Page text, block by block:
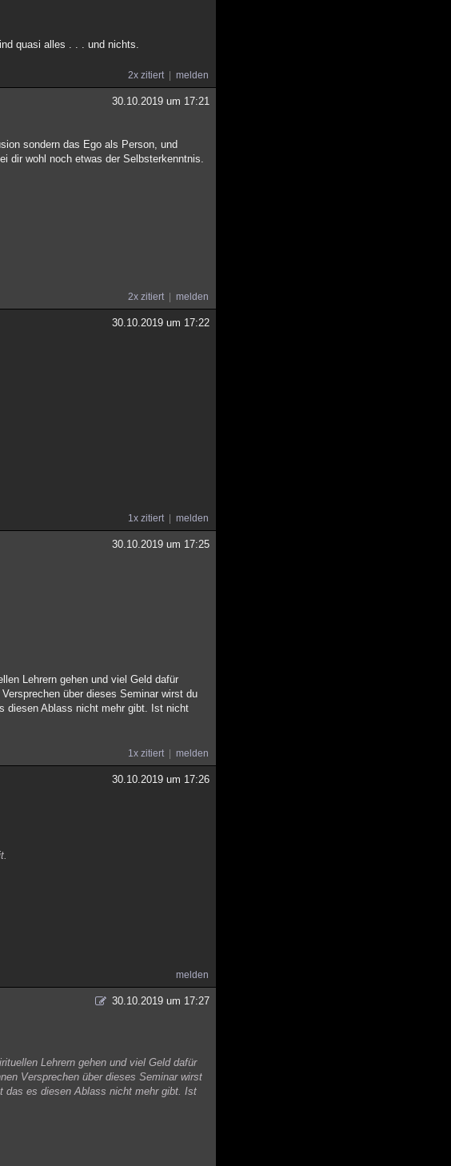
quasi alles . . . und nichts.
2x zitiert melden
30.10.2019 um 17:21
sondern das Ego als Person, und
dir wohl noch etwas der Selbsterkenntnis.
2x zitiert melden
30.10.2019 um 17:22
1x zitiert melden
30.10.2019 um 17:25
Lehrern gehen und viel Geld dafür
über dieses Seminar wirst du
diesen Ablass nicht mehr gibt. Ist nicht
1x zitiert melden
30.10.2019 um 17:26
melden
30.10.2019 um 17:27
Lehrern gehen und viel Geld dafür
Versprechen über dieses Seminar wirst
das es diesen Ablass nicht mehr gibt. Ist